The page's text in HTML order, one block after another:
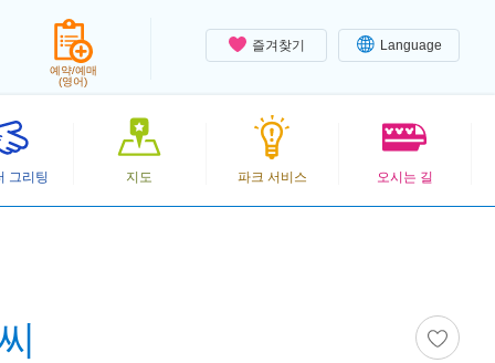
즐겨찾기 Language
예약/예매
(영어)
그리팅 지도 파크 서비스 오시는 길